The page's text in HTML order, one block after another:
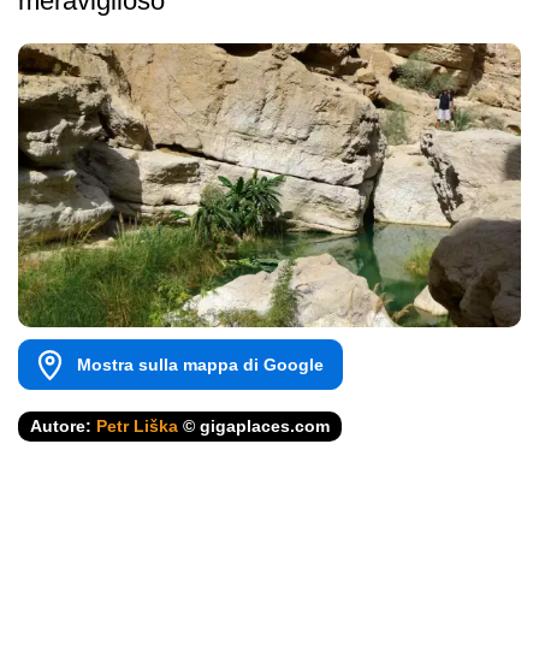
Mostra sulla mappa di Google
Autore: Petr Liška © gigaplaces.com